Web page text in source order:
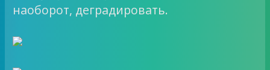
наоборот, деградировать.